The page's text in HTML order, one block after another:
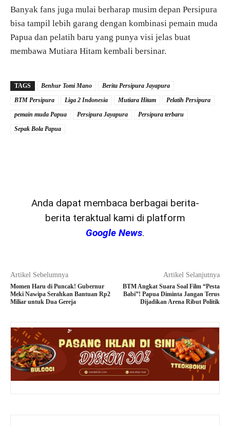
Banyak fans juga mulai berharap musim depan Persipura
bisa tampil lebih garang dengan kombinasi pemain muda
Papua dan pelatih baru yang punya visi jelas buat
membawa Mutiara Hitam kembali bersinar.
TAGS Benhur Tomi Mano
Berita Persipura Jayapura
BTM Persipura
Liga 2 Indonesia Mutiara Hitam
Pelatih Persipura
pemain muda Papua
Persipura Jayapura
Persipura terbaru
Sepak Bola Papua
Anda dapat membaca berbagai berita-
berita teraktual kami di platform
Google News.
Artikel Sebelumnya
Momen Haru di Puncak! Gubernur
Meki Nawipa Serahkan Bantuan Rp2
Miliar untuk Dua Gereja
Artikel Selanjutnya
BTM Angkat Suara Soal Film “Pesta
Babi”! Papua Diminta Jangan Terus
Dijadikan Arena Ribut Politik